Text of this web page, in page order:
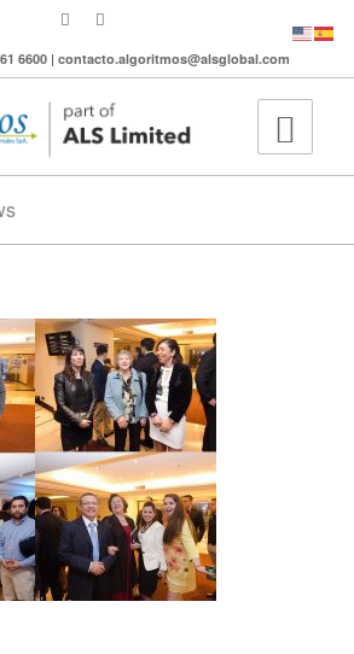
6600 | contacto.algoritmos@alsglobal.com